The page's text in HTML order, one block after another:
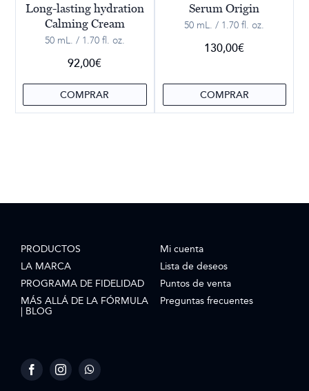
Long-lasting hydration
Calming Cream
50 mL. / 1.70 fl. oz.
92,00€
COMPRAR
Serum Origin
50 mL. / 1.70 fl. oz.
130,00€
COMPRAR
PRODUCTOS
LA MARCA
PROGRAMA DE FIDELIDAD
MÁS ALLÁ DE LA FÓRMULA
| BLOG
Mi cuenta
Lista de deseos
Puntos de venta
Preguntas frecuentes